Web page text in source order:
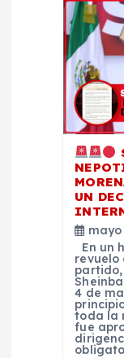
UN
mayo
En un
revuelo
4 de
toda la
fue